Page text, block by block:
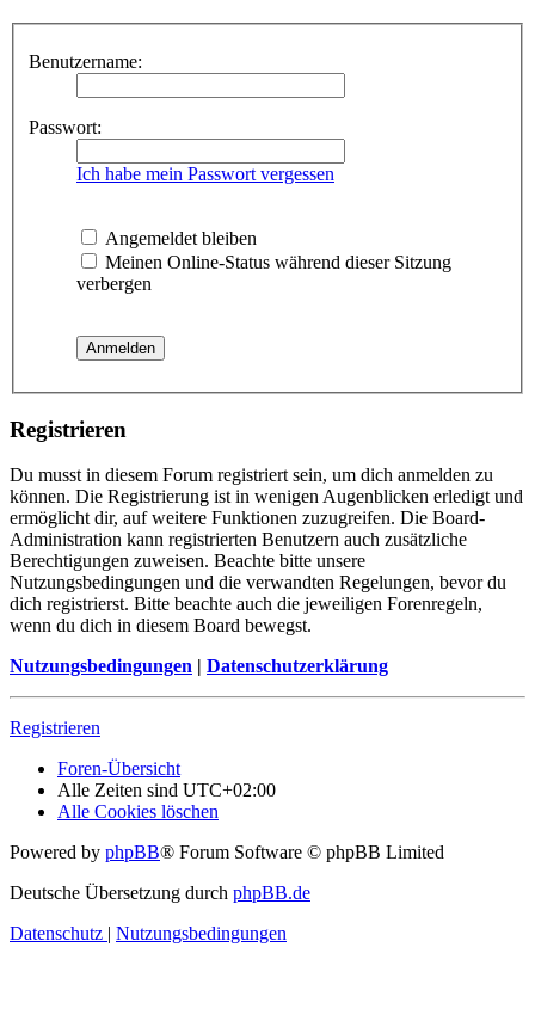
Benutzername:
Passwort:
Ich habe mein Passwort vergessen
Angemeldet bleiben
Meinen Online-Status während dieser Sitzung
verbergen
Registrieren
Du musst in diesem Forum registriert sein, um dich anmelden zu
können. Die Registrierung ist in wenigen Augenblicken erledigt und
ermöglicht dir, auf weitere Funktionen zuzugreifen. Die Board-
Administration kann registrierten Benutzern auch zusätzliche
Berechtigungen zuweisen. Beachte bitte unsere
Nutzungsbedingungen und die verwandten Regelungen, bevor du
dich registrierst. Bitte beachte auch die jeweiligen Forenregeln,
wenn du dich in diesem Board bewegst.
Nutzungsbedingungen | Datenschutzerklärung
Registrieren
Foren-Übersicht
Alle Zeiten sind UTC+02:00
Alle Cookies löschen
Powered by phpBB® Forum Software © phpBB Limited
Deutsche Übersetzung durch phpBB.de
Datenschutz | Nutzungsbedingungen